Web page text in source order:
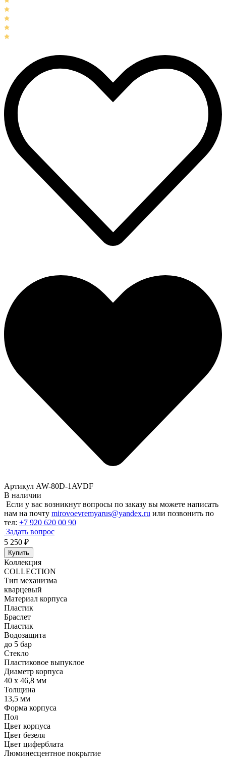
Артикул AW-80D-1AVDF
В наличии
Если у вас возникнут вопросы по заказу вы можете написать
нам на почту mirovoevremyarus@yandex.ru или позвонить по
тел: +7 920 620 00 90
Задать вопрос
5 250 ₽
Купить
Коллекция
COLLECTION
Тип механизма
кварцевый
Материал корпуса
Пластик
Браслет
Пластик
Водозащита
до 5 бар
Стекло
Пластиковое выпуклое
Диаметр корпуса
40 x 46,8 мм
Толщина
13,5 мм
Форма корпуса
Пол
Цвет корпуса
Цвет безеля
Цвет циферблата
Люминесцентное покрытие